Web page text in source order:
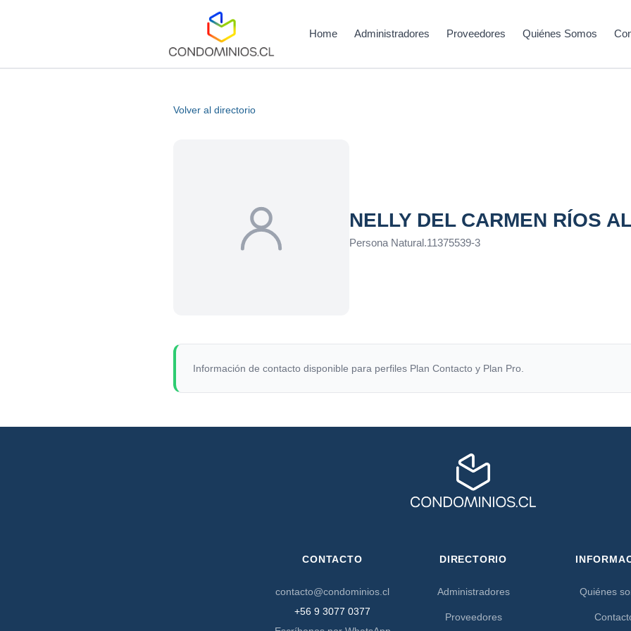
Home Administradores Proveedores Quiénes Somos
Volver al directorio
NELLY DEL CARMEN RÍOS
Persona Natural.11375539-3
Información de contacto disponible para perfiles Plan Contacto y Plan Pro.
CONTACTO
contacto@condominios.cl
+56 9 3077 0377
DIRECTORIO
Administradores
Proveedores
Quiénes